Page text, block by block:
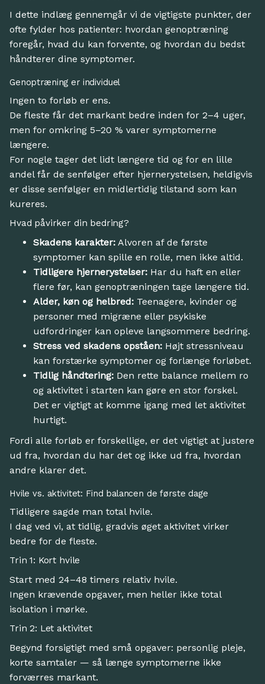
I dette indlæg gennemgår vi de vigtigste punkter, der
ofte fylder hos patienter: hvordan genoptræning
foregår, hvad du kan forvente, og hvordan du bedst
håndterer dine symptomer.
Genoptræning er individuel
Ingen to forløb er ens.
De fleste får det markant bedre inden for 2–4 uger,
men for omkring 5–20 % varer symptomerne
længere.
For nogle tager det lidt længere tid og for en lille
andel får de senfølger efter hjernerystelsen, heldigvis
er disse senfølger en midlertidig tilstand som kan
kureres.
Hvad påvirker din bedring?
Skadens karakter: Alvoren af de første
symptomer kan spille en rolle, men ikke altid.
Tidligere hjernerystelser: Har du haft en eller
flere før, kan genoptræningen tage længere tid.
Alder, køn og helbred: Teenagere, kvinder og
personer med migræne eller psykiske
udfordringer kan opleve langsommere bedring.
Stress ved skadens opståen: Højt stressniveau
kan forstærke symptomer og forlænge forløbet.
Tidlig håndtering: Den rette balance mellem ro
og aktivitet i starten kan gøre en stor forskel.
Det er vigtigt at komme igang med let aktivitet
hurtigt.
Fordi alle forløb er forskellige, er det vigtigt at justere
ud fra, hvordan du har det og ikke ud fra, hvordan
andre klarer det.
Hvile vs. aktivitet: Find balancen de første dage
Tidligere sagde man total hvile.
I dag ved vi, at tidlig, gradvis øget aktivitet virker
bedre for de fleste.
Trin 1: Kort hvile
Start med 24–48 timers relativ hvile.
Ingen krævende opgaver, men heller ikke total
isolation i mørke.
Trin 2: Let aktivitet
Begynd forsigtigt med små opgaver: personlig pleje,
korte samtaler — så længe symptomerne ikke
forværres markant.